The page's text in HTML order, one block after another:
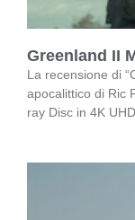
Greenland II
La recensione di
apocalittico di Ric
ray Disc in 4K